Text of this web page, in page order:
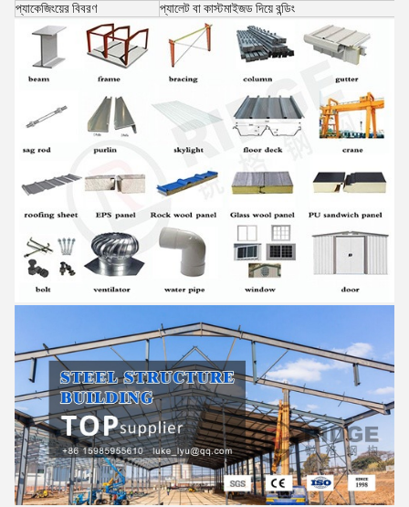
প্যাকেজিংয়ের বিবরণ
প্যালেট বা কাস্টমাইজড দিয়ে বন্ডিং